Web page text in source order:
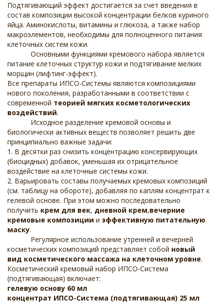
Подтягивающий эффект достигается за счет введения в
состав композиции высокой концентрации белков куриного
яйца. Аминокислоты, витамины и глюкоза, а также набор
макроэлементов, необходимы для полноценного питания
клеточных систем кожи.
Основными функциями кремового набора является
питание клеточных структур кожи и подтягивание мелких
морщин (лифтинг-эффект).
Все препараты ИПСО-Системы являются композициями
нового поколения, разработанными в соответствии с
современной теорией мягких косметологических
воздействий.
Исходное разделение кремовой основы и
биологически активных веществ позволяет решить две
принципиально важные задачи:
1. В десятки раз снизить концентрацию консервирующих
(биоцидных) добавок, уменьшая их отрицательное
воздействие на клеточные системы кожи.
2. Варьировать составы получаемых кремовых композиций
(см. таблицу на обороте), добавляя по каплям концентрат к
гелевой основе. При этом можно последовательно
получить крем для век, дневной крем,вечерние
кремовые композиции и эффективную питательную
маску.
Регулярное использование утренней и вечерней
косметических композиций представляет собой новый
вид косметического массажа на клеточном уровне.
Косметический кремовый набор ИПСО-Система
(подтягивающая) включает:
гелевую основу 60 мл
концентрат ИПСО-Система (подтягивающая) 25 мл